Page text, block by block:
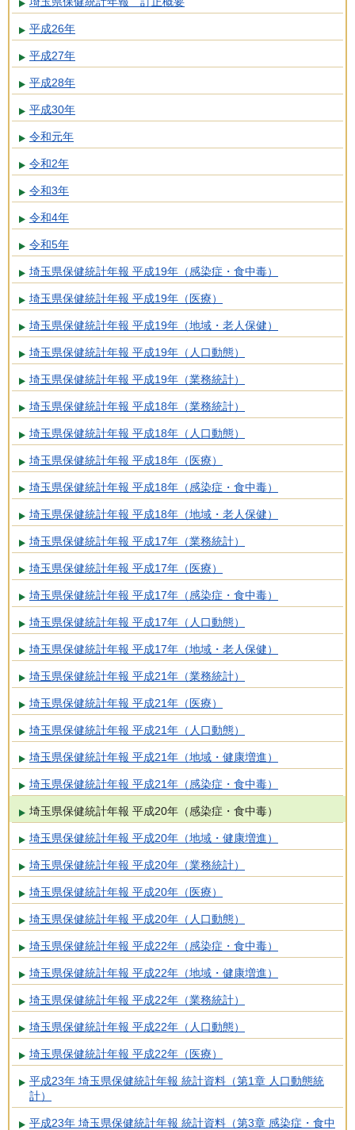
平成26年
平成27年
平成28年
平成30年
令和元年
令和2年
令和3年
令和4年
令和5年
埼玉県保健統計年報 平成19年（感染症・食中毒）
埼玉県保健統計年報 平成19年（医療）
埼玉県保健統計年報 平成19年（地域・老人保健）
埼玉県保健統計年報 平成19年（人口動態）
埼玉県保健統計年報 平成19年（業務統計）
埼玉県保健統計年報 平成18年（業務統計）
埼玉県保健統計年報 平成18年（人口動態）
埼玉県保健統計年報 平成18年（医療）
埼玉県保健統計年報 平成18年（感染症・食中毒）
埼玉県保健統計年報 平成18年（地域・老人保健）
埼玉県保健統計年報 平成17年（業務統計）
埼玉県保健統計年報 平成17年（医療）
埼玉県保健統計年報 平成17年（感染症・食中毒）
埼玉県保健統計年報 平成17年（人口動態）
埼玉県保健統計年報 平成17年（地域・老人保健）
埼玉県保健統計年報 平成21年（業務統計）
埼玉県保健統計年報 平成21年（医療）
埼玉県保健統計年報 平成21年（人口動態）
埼玉県保健統計年報 平成21年（地域・健康増進）
埼玉県保健統計年報 平成21年（感染症・食中毒）
埼玉県保健統計年報 平成20年（感染症・食中毒）
埼玉県保健統計年報 平成20年（地域・健康増進）
埼玉県保健統計年報 平成20年（業務統計）
埼玉県保健統計年報 平成20年（医療）
埼玉県保健統計年報 平成20年（人口動態）
埼玉県保健統計年報 平成22年（感染症・食中毒）
埼玉県保健統計年報 平成22年（地域・健康増進）
埼玉県保健統計年報 平成22年（業務統計）
埼玉県保健統計年報 平成22年（人口動態）
埼玉県保健統計年報 平成22年（医療）
平成23年 埼玉県保健統計年報 統計資料（第1章 人口動態統
計）
平成23年 埼玉県保健統計年報 統計資料（第3章 感染症・食中